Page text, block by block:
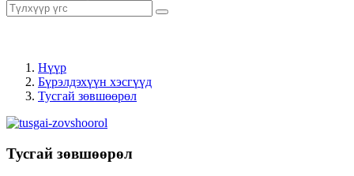
Нүүр
Бүрэлдэхүүн хэсгүүд
Тусгай зөвшөөрөл
Тусгай зөвшөөрөл